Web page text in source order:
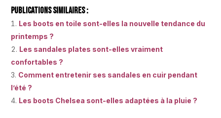
Publications Similaires :
Les boots en toile sont-elles la nouvelle tendance du
printemps ?
Les sandales plates sont-elles vraiment
confortables ?
Comment entretenir ses sandales en cuir pendant
l’été ?
Les boots Chelsea sont-elles adaptées à la pluie ?